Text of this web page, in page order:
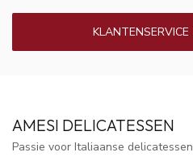
KLANTENSERVICE
AMESI DELICATESSEN
Passie voor Italiaanse delicatessen